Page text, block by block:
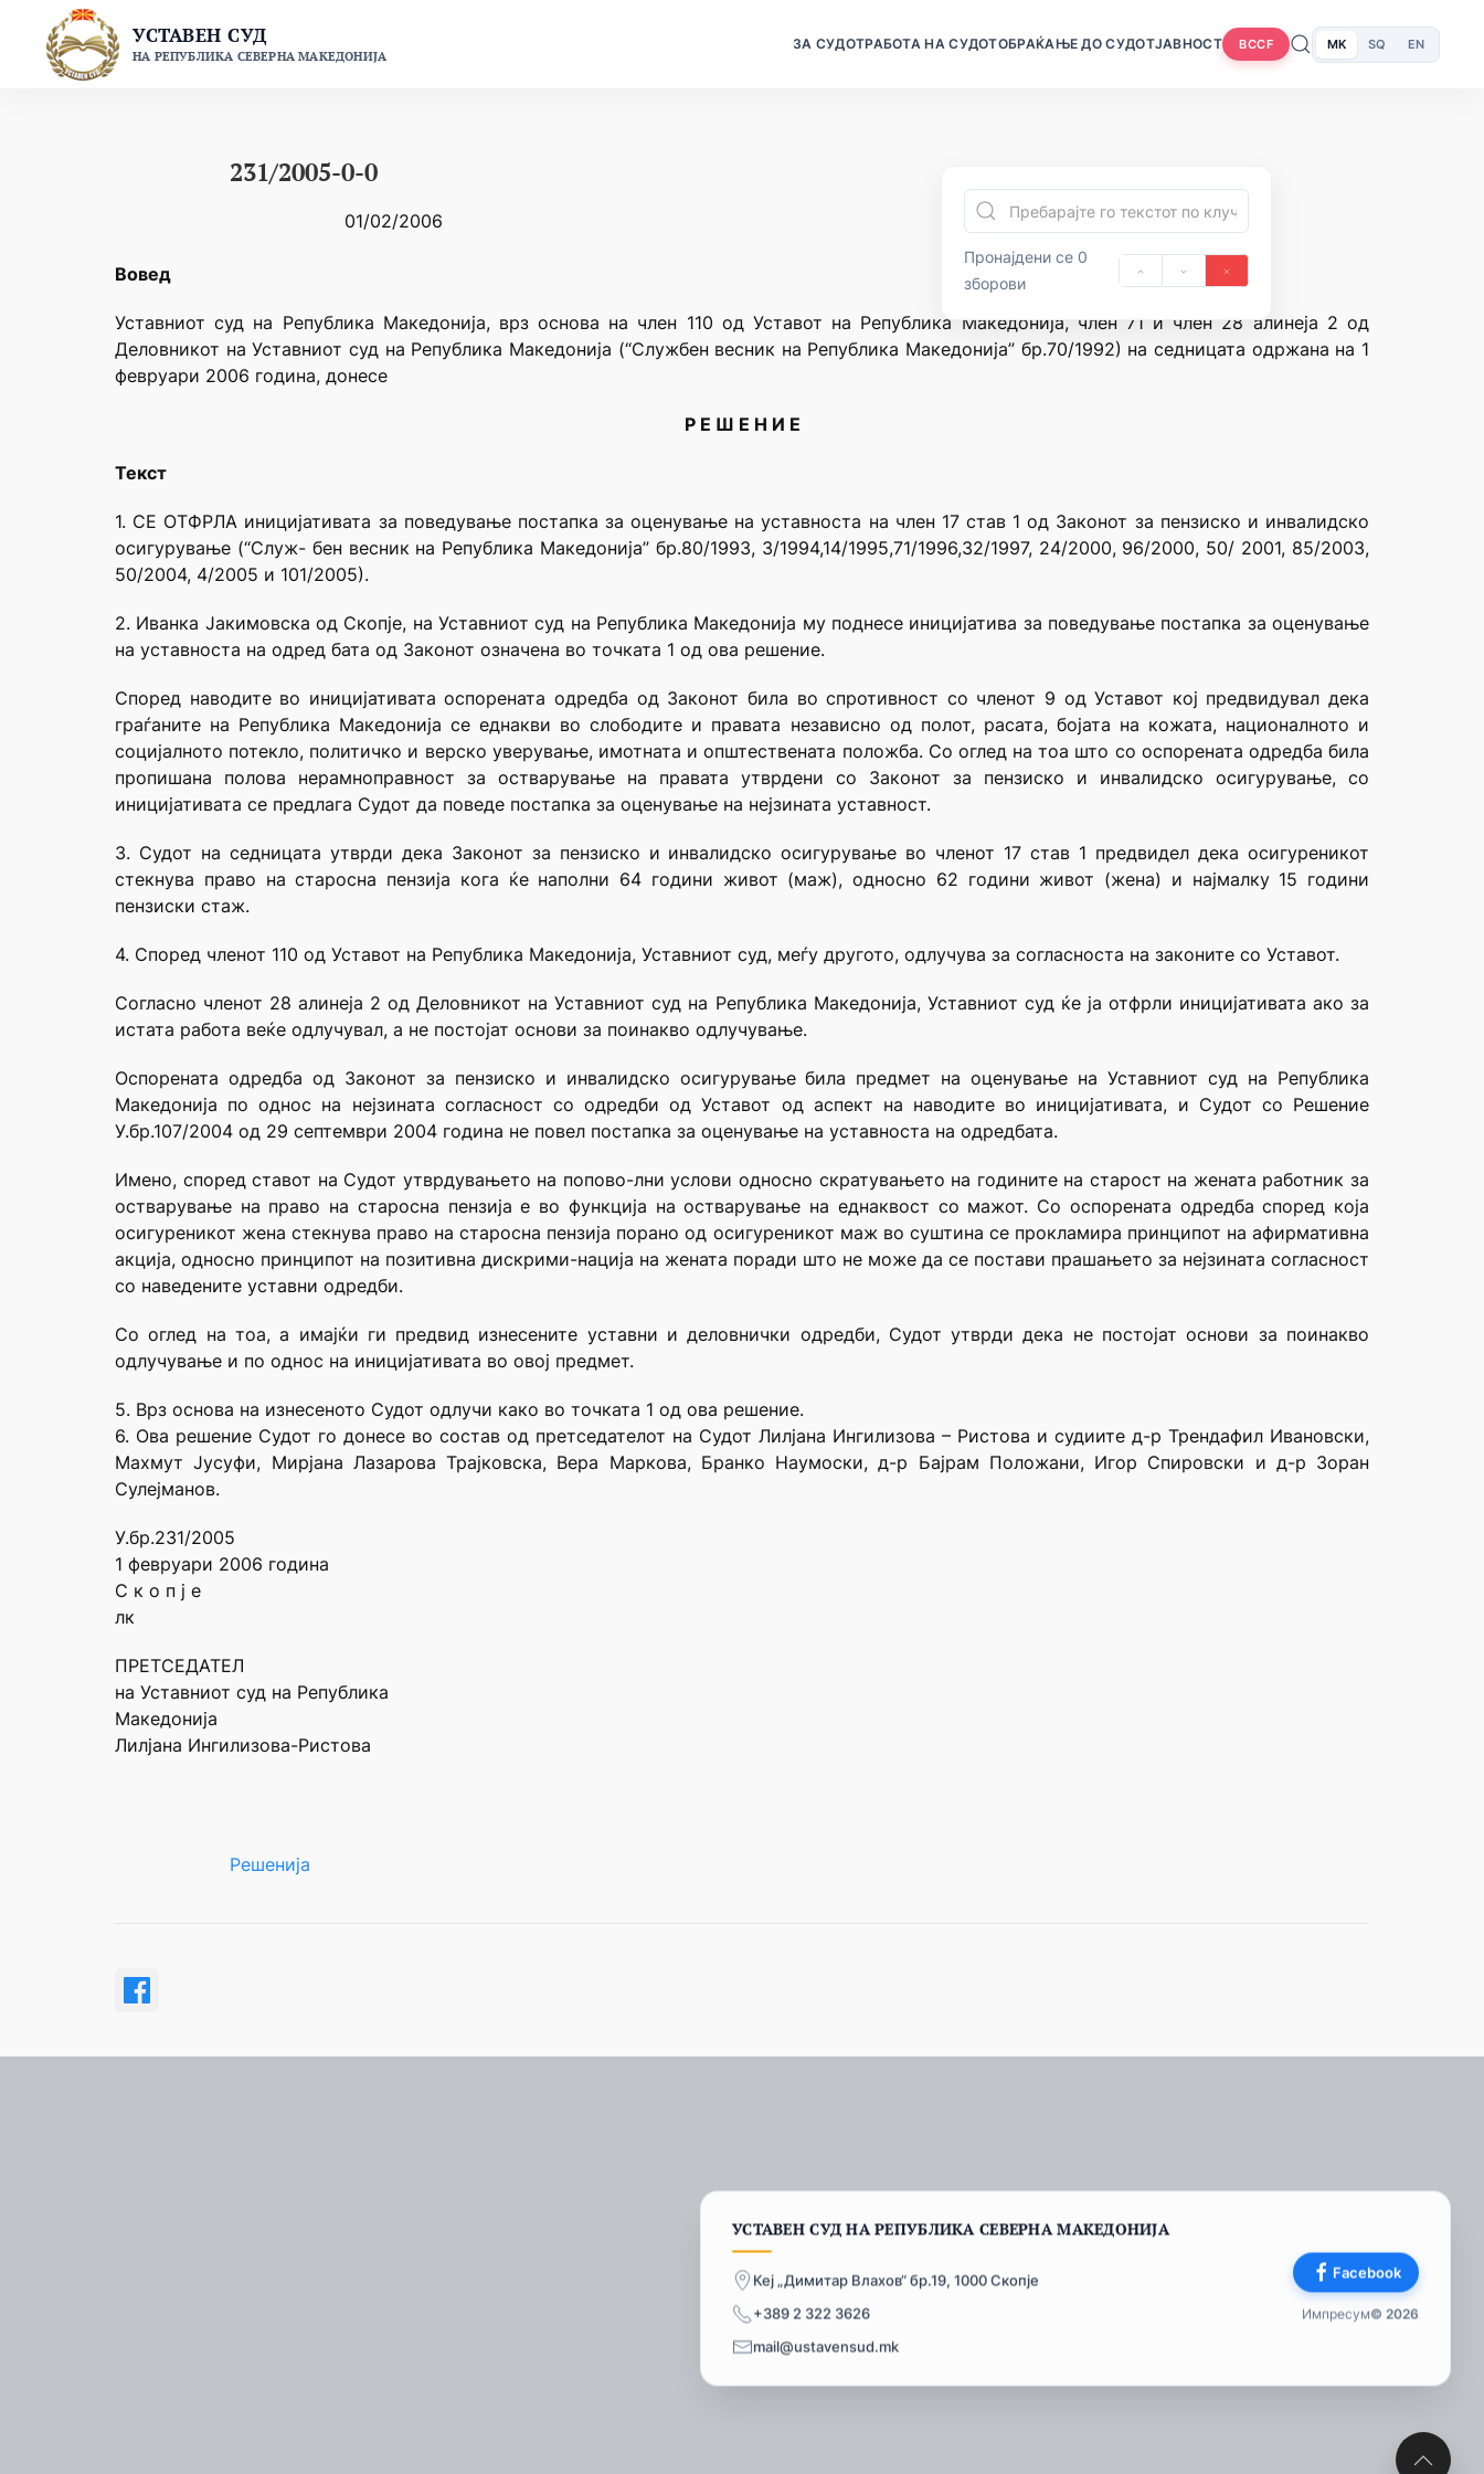
content
УСТАВЕН СУД
НА РЕПУБЛИКА СЕВЕРНА МАКЕДОНИЈА
ЗА СУДОТРАБОТА НА СУДОТОБРАЌАЊЕ ДО СУДОТЈАВНОСТ BCCF MK SQ EN
231/2005-0-0
01/02/2006
Пронајдени се 0
зборови
Вовед
Уставниот суд на Република Македонија, врз основа на член 110 од Уставот на Република Македонија, член 71 и член 28 алинеја 2 од
Деловникот на Уставниот суд на Република Македонија (“Службен весник на Република Македонија” бр.70/1992) на седницата одржана на 1
февруари 2006 година, донесе
Р Е Ш Е Н И Е
Текст
1. СЕ ОТФРЛА иницијативата за поведување постапка за оценување на уставноста на член 17 став 1 од Законот за пензиско и инвалидско
осигурување (“Служ- бен весник на Република Македонија” бр.80/1993, 3/1994,14/1995,71/1996,32/1997, 24/2000, 96/2000, 50/ 2001, 85/2003,
50/2004, 4/2005 и 101/2005).
2. Иванка Јакимовска од Скопје, на Уставниот суд на Република Македонија му поднесе иницијатива за поведување постапка за оценување
на уставноста на одред бата од Законот означена во точката 1 од ова решение.
Според наводите во иницијативата оспорената одредба од Законот била во спротивност со членот 9 од Уставот кој предвидувал дека
граѓаните на Република Македонија се еднакви во слободите и правата независно од полот, расата, бојата на кожата, националното и
социјалното потекло, политичко и верско уверување, имотната и општествената положба. Со оглед на тоа што со оспорената одредба била
пропишана полова нерамноправност за остварување на правата утврдени со Законот за пензиско и инвалидско осигурување, со
иницијативата се предлага Судот да поведе постапка за оценување на нејзината уставност.
3. Судот на седницата утврди дека Законот за пензиско и инвалидско осигурување во членот 17 став 1 предвидел дека осигуреникот
стекнува право на старосна пензија кога ќе наполни 64 години живот (маж), односно 62 години живот (жена) и најмалку 15 години
пензиски стаж.
4. Според членот 110 од Уставот на Република Македонија, Уставниот суд, меѓу другото, одлучува за согласноста на законите со Уставот.
Согласно членот 28 алинеја 2 од Деловникот на Уставниот суд на Република Македонија, Уставниот суд ќе ја отфрли иницијативата ако за
истата работа веќе одлучувал, а не постојат основи за поинакво одлучување.
Оспорената одредба од Законот за пензиско и инвалидско осигурување била предмет на оценување на Уставниот суд на Република
Македонија по однос на нејзината согласност со одредби од Уставот од аспект на наводите во иницијативата, и Судот со Решение
У.бр.107/2004 од 29 септември 2004 година не повел постапка за оценување на уставноста на одредбата.
Имено, според ставот на Судот утврдувањето на попово-лни услови односно скратувањето на годините на старост на жената работник за
остварување на право на старосна пензија е во функција на остварување на еднаквост со мажот. Со оспорената одредба според која
осигуреникот жена стекнува право на старосна пензија порано од осигуреникот маж во суштина се прокламира принципот на афирмативна
акција, односно принципот на позитивна дискрими-нација на жената поради што не може да се постави прашањето за нејзината согласност
со наведените уставни одредби.
Со оглед на тоа, а имајќи ги предвид изнесените уставни и деловнички одредби, Судот утврди дека не постојат основи за поинакво
одлучување и по однос на иницијативата во овој предмет.
5. Врз основа на изнесеното Судот одлучи како во точката 1 од ова решение.
6. Ова решение Судот го донесе во состав од претседателот на Судот Лилјана Ингилизова – Ристова и судиите д-р Трендафил Ивановски,
Махмут Јусуфи, Мирјана Лазарова Трајковска, Вера Маркова, Бранко Наумоски, д-р Бајрам Положани, Игор Спировски и д-р Зоран
Сулејманов.
У.бр.231/2005
1 февруари 2006 година
С к о п ј е
лк
ПРЕТСЕДАТЕЛ
на Уставниот суд на Република
Македонија
Лилјана Ингилизова-Ристова
Решенија
УСТАВЕН СУД НА РЕПУБЛИКА СЕВЕРНА МАКЕДОНИЈА
Кеј „Димитар Влахов“ бр.19, 1000 Скопје
+389 2 322 3626
mail@ustavensud.mk
Facebook
Импресум© 2026